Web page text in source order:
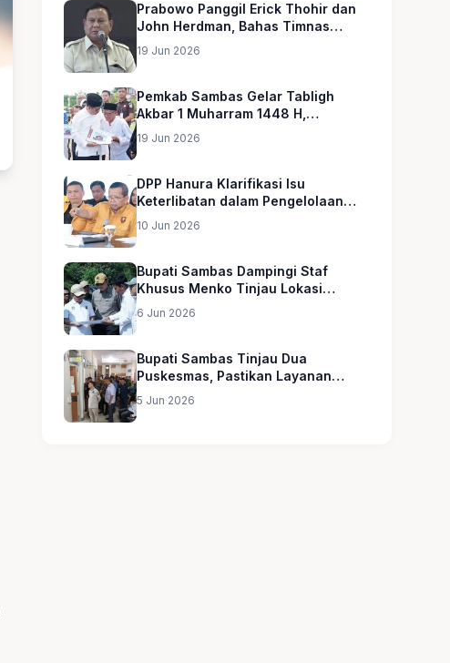
Prabowo Panggil Erick Thohir dan
John Herdman, Bahas Timnas
Indonesia
19 Jun 2026
Pemkab Sambas Gelar Tabligh
Akbar 1 Muharram 1448 H,
Serahkan Hadiah Umroh untuk Guru
19 Jun 2026
DPP Hanura Klarifikasi Isu
Keterlibatan dalam Pengelolaan
MBG
10 Jun 2026
Bupati Sambas Dampingi Staf
Khusus Menko Tinjau Lokasi
Sekolah Rakyat
6 Jun 2026
Bupati Sambas Tinjau Dua
Puskesmas, Pastikan Layanan
Kesehatan Merata
5 Jun 2026